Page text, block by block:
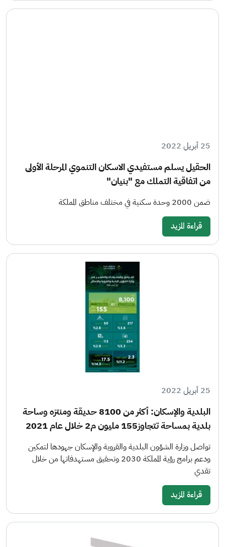
25 أبريل 2022
الحقيل يسلم مستفيدي الاسكان التنموي المرحلة الأولى
من اتفاقية التملك مع "بنيان"
ضمن 2000 وحدة سكنية في مختلف مناطق المملكة
قراءة المزيد
25 أبريل 2022
البلدية والإسكان: أكثر من 8100 حديقة ومنتزه وساحة
بلدية بمساحة تتجاوز155 مليون م2 خلال عام 2021
تواصل وزارة الشؤون البلدية والقروية والإسكان جهودها لتمكين
ودعم برامج رؤية المملكة 2030 وتحقيق مستهدفاتها من خلال
تقدي
قراءة المزيد